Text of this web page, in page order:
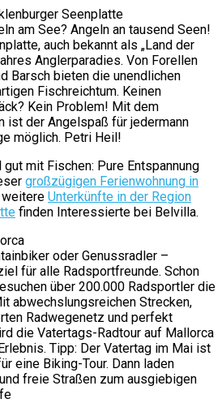
Seenplatte
am See? Angeln an tausend Seen!
auch bekannt als „Land der
Anglerparadies. Von Forellen
Barsch bieten die unendlichen
Fischreichtum. Keinen
Kein Problem! Mit dem
ist der Angelspaß für jedermann
möglich. Petri Heil!
mit Fischen: Pure Entspannung
großzügigen Ferienwohnung in
Unterkünfte in der Region
finden Interessierte bei Belvilla.
oder Genussradler –
für alle Radsportfreunde. Schon
über 200.000 Radsportler die
abwechslungsreichen Strecken,
Radwegenetz und perfekt
die Vatertags-Radtour auf Mallorca
Tipp: Der Vatertag im Mai ist
eine Biking-Tour. Dann laden
freie Straßen zum ausgiebigen